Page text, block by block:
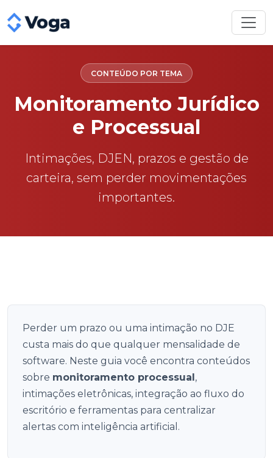
CONTEÚDO POR TEMA
Monitoramento Jurídico
e Processual
Intimações, DJEN, prazos e gestão de
carteira, sem perder movimentações
importantes.
Perder um prazo ou uma intimação no DJE
custa mais do que qualquer mensalidade de
software. Neste guia você encontra conteúdos
sobre monitoramento processual ,
intimações eletrônicas, integração ao fluxo do
escritório e ferramentas para centralizar
alertas com inteligência artificial.